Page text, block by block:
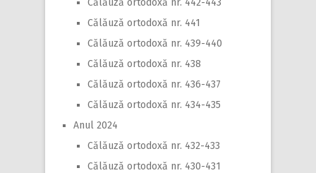
Călăuză ortodoxă nr. 442-443
Călăuză ortodoxă nr. 441
Călăuză ortodoxă nr. 439-440
Călăuză ortodoxă nr. 438
Călăuză ortodoxă nr. 436-437
Călăuză ortodoxă nr. 434-435
Anul 2024
Călăuză ortodoxă nr. 432-433
Călăuză ortodoxă nr. 430-431